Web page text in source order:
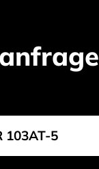
103AT-5